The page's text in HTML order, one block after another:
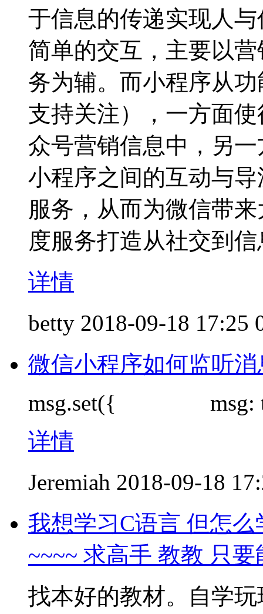
于信息的传递实现人
简单的交互，主要以
务为辅。而小程序从
支持关注），一方面
众号营销信息中，另
小程序之间的互动与
服务，从而为微信带
度服务打造从社交到
详情
betty 2018-09-18 17:25
微信小程序如何监听
msg.set({ msg:
详情
Jeremiah 2018-09-18
我想学习C语言 但怎
~~~~ 求高手 教教 只
找本好的教材。自学